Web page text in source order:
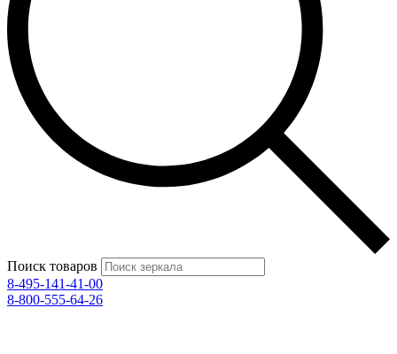
Поиск товаров
8-495-141-41-00
8-800-555-64-26